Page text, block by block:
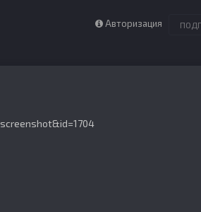
Авторизация